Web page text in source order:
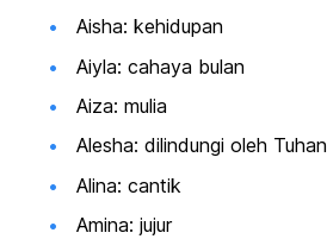
Aisha: kehidupan
Aiyla: cahaya bulan
Aiza: mulia
Alesha: dilindungi oleh Tuhan
Alina: cantik
Amina: jujur